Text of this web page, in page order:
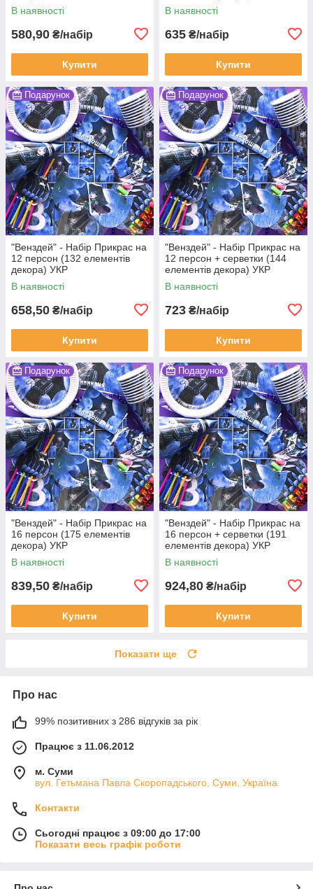
В наявності
580,90 ₴/набір
Купити
В наявності
635 ₴/набір
Купити
Подарунок
"Венздей" - Набір Прикрас на
12 персон (132 елементів
декора) УКР
В наявності
658,50 ₴/набір
Купити
Подарунок
"Венздей" - Набір Прикрас на
12 персон + серветки (144
елементів декора) УКР
В наявності
723 ₴/набір
Купити
Подарунок
"Венздей" - Набір Прикрас на
16 персон (175 елементів
декора) УКР
В наявності
839,50 ₴/набір
Купити
Подарунок
"Венздей" - Набір Прикрас на
16 персон + серветки (191
елементів декора) УКР
В наявності
924,80 ₴/набір
Купити
Показати ще
Про нас
99% позитивних з 286 відгуків за рік
Працює з 11.06.2012
м. Суми
вул. Гетьмана Павла Скоропадського, Суми, Україна
Контакти
Сьогодні працює з 09:00 до 17:00
Показати весь графік роботи